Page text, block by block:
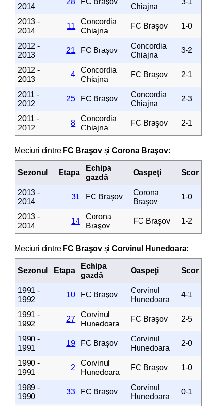
2014
28 FC Braşov
Chiajna
3-1
2013 -
2014
11
Concordia
Chiajna
FC Braşov 1-0
2012 -
2013
21 FC Braşov
Concordia
Chiajna
3-2
2012 -
2013
4
Concordia
Chiajna
FC Braşov 2-1
2011 -
2012
25 FC Braşov
Concordia
Chiajna
2-3
2011 -
2012
8
Concordia
Chiajna
FC Braşov 2-1
Meciuri dintre FC Braşov şiCorona Braşov:
Sezonul Etapa
Echipa
gazdă
Oaspeţi Scor
2013 -
2014
31 FC Braşov
Corona
Braşov
1-0
2013 -
2014
14
Corona
Braşov
FC Braşov 1-2
Meciuri dintre FC Braşov şiCorvinul Hunedoara:
Sezonul Etapa
Echipa
gazdă
Oaspeţi Scor
1991 -
1992
10 FC Braşov
Corvinul
Hunedoara
4-1
1991 -
1992
27
Corvinul
Hunedoara
FC Braşov 2-5
1990 -
1991
19 FC Braşov
Corvinul
Hunedoara
2-0
1990 -
1991
2
Corvinul
Hunedoara
FC Braşov 1-0
1989 -
1990
33 FC Braşov
Corvinul
Hunedoara
0-1